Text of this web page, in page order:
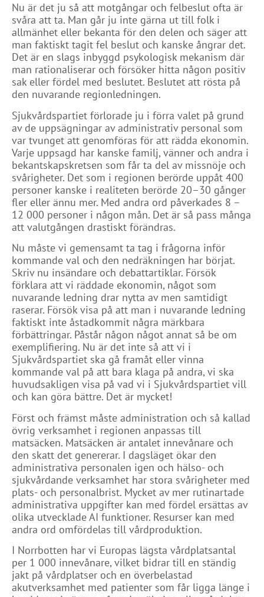
Nu är det ju så att motgångar och felbeslut ofta är
svåra att ta. Man går ju inte gärna ut till folk i
allmänhet eller bekanta för den delen och säger att
man faktiskt tagit fel beslut och kanske ångrar det.
Det är en slags inbyggd psykologisk mekanism där
man rationaliserar och försöker hitta någon positiv
sak eller fördel med beslutet. Beslutet att rösta på
den nuvarande regionledningen.
Sjukvårdspartiet förlorade ju i förra valet på grund
av de uppsägningar av administrativ personal som
var tvunget att genomföras för att rädda ekonomin.
Varje uppsagd har kanske familj, vänner och andra i
bekantskapskretsen som får ta del av missnöje och
svårigheter. Det som i regionen berörde uppåt 400
personer kanske i realiteten berörde 20–30 gånger
fler eller ännu mer. Med andra ord påverkades 8 –
12 000 personer i någon mån. Det är så pass många
att valutgången drastiskt förändras.
Nu måste vi gemensamt ta tag i frågorna inför
kommande val och den nedräkningen har börjat.
Skriv nu insändare och debattartiklar. Försök
förklara att vi räddade ekonomin, något som
nuvarande ledning drar nytta av men samtidigt
raserar. Försök visa på att man i nuvarande ledning
faktiskt inte åstadkommit några märkbara
förbättringar. Påstår någon något annat så be om
exemplifiering. Nu är det inte så att vi i
Sjukvårdspartiet ska gå framåt eller vinna
kommande val på att bara klaga på andra, vi ska
huvudsakligen visa på vad vi i Sjukvårdspartiet vill
och kan göra bättre. Det är mycket!
Först och främst måste administration och så kallad
övrig verksamhet i regionen anpassas till
matsäcken. Matsäcken är antalet innevånare och
den skatt det genererar. I dagsläget ökar den
administrativa personalen igen och hälso- och
sjukvårdande verksamhet har stora svårigheter med
plats- och personalbrist. Mycket av mer rutinartade
administrativa uppgifter kan med fördel ersättas av
olika utvecklade AI funktioner. Resurser kan med
andra ord omfördelas till vårdproduktion.
I Norrbotten har vi Europas lägsta vårdplatsantal
per 1 000 innevånare, vilket bidrar till en ständig
jakt på vårdplatser och en överbelastad
akutverksamhet med patienter som får ligga länge i